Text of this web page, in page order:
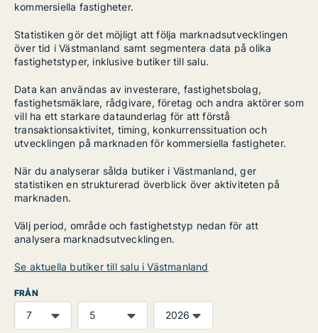
kommersiella fastigheter.
Statistiken gör det möjligt att följa marknadsutvecklingen
över tid i Västmanland samt segmentera data på olika
fastighetstyper, inklusive butiker till salu.
Data kan användas av investerare, fastighetsbolag,
fastighetsmäklare, rådgivare, företag och andra aktörer som
vill ha ett starkare dataunderlag för att förstå
transaktionsaktivitet, timing, konkurrenssituation och
utvecklingen på marknaden för kommersiella fastigheter.
När du analyserar sålda butiker i Västmanland, ger
statistiken en strukturerad överblick över aktiviteten på
marknaden.
Välj period, område och fastighetstyp nedan för att
analysera marknadsutvecklingen.
Se aktuella butiker till salu i Västmanland
FRÅN